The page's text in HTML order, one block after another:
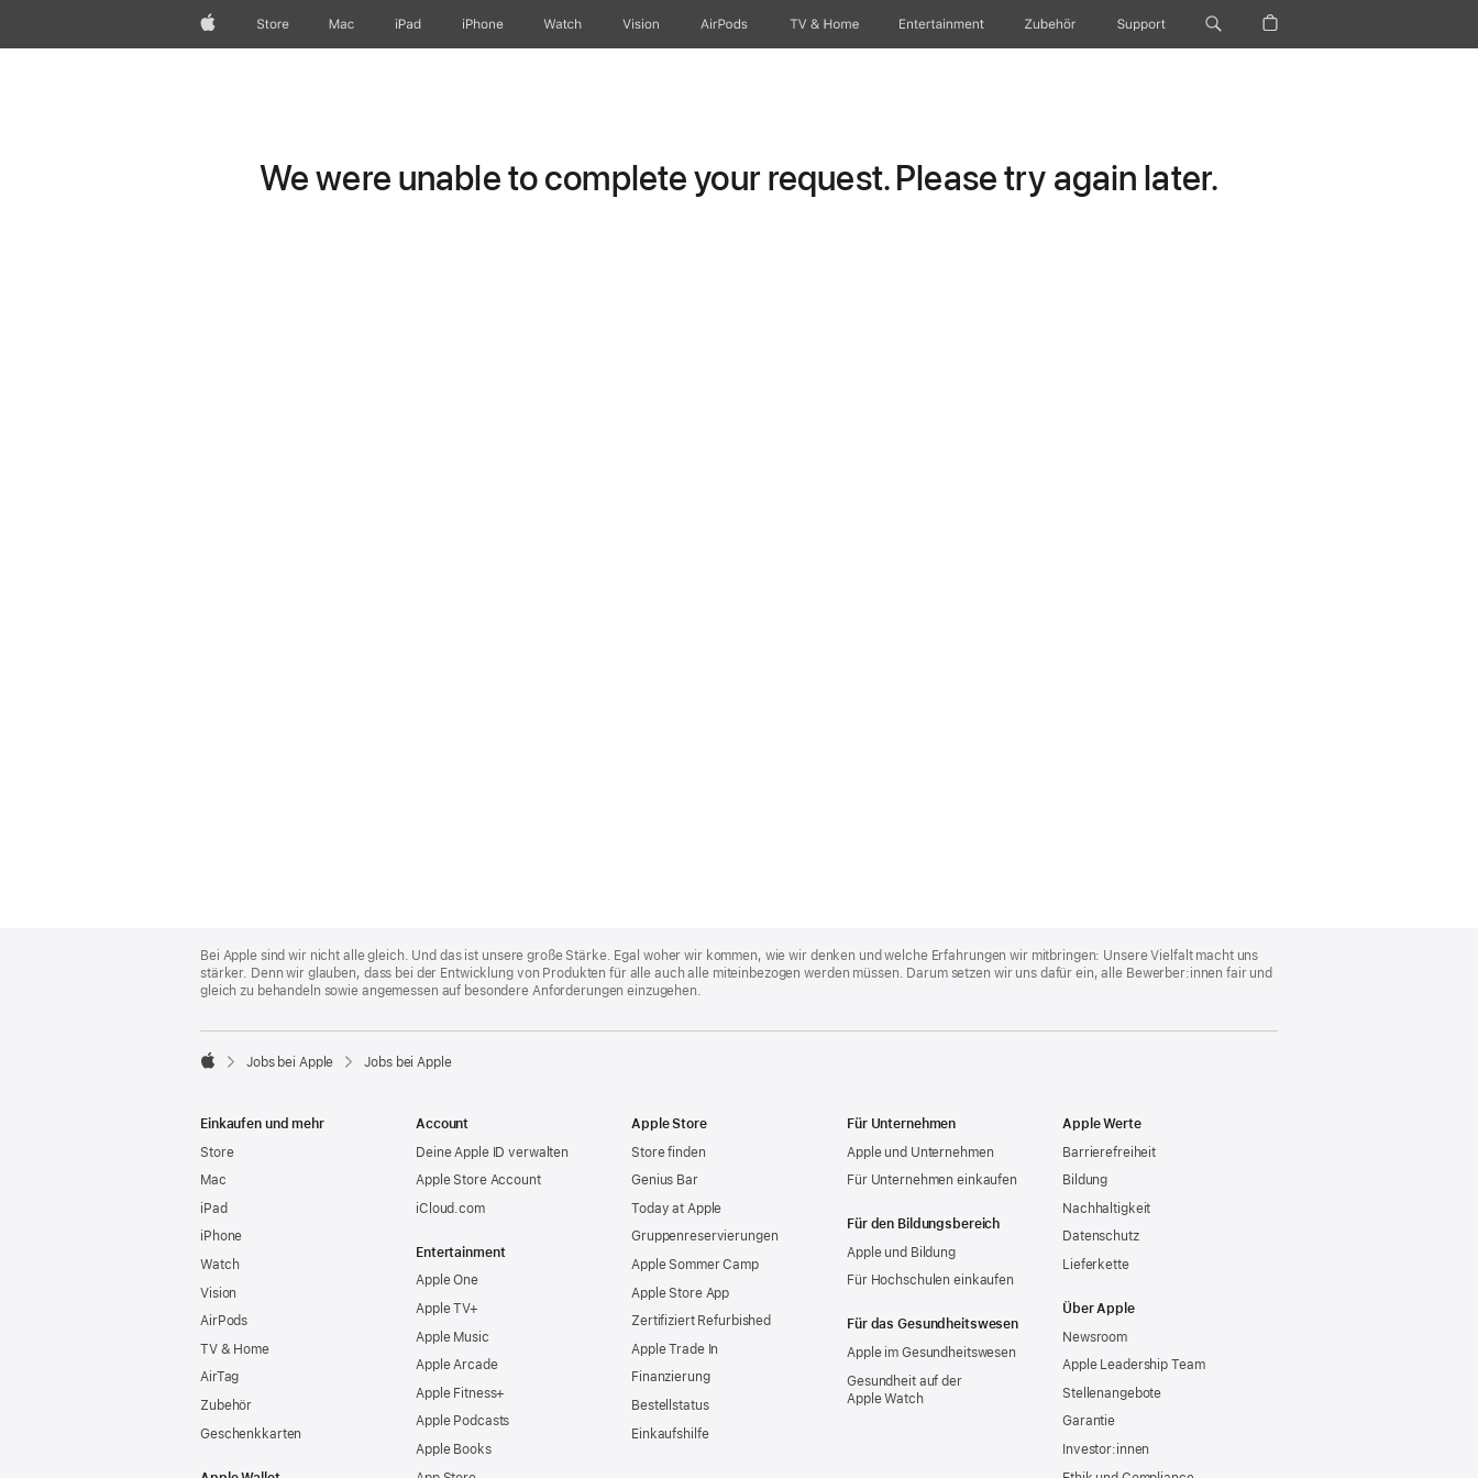
AppleStore Mac iPad iPhone Watch Vision AirPods TV & Home Entertainment Zubehör Support
We were unable to complete your request. Please try again later.
Footer
Bei Apple sind wir nicht alle gleich. Und das ist unsere große Stärke. Egal woher wir kommen, wie wir denken und welche Erfahrungen wir mitbringen: Unsere Vielfalt macht uns
stärker. Denn wir glauben, dass bei der Entwicklung von Produkten für alle auch alle miteinbezogen werden müssen. Darum setzen wir uns dafür ein, alle Bewerber:innen fair und
gleich zu behandeln sowie angemessen auf besondere Anforderungen einzugehen.

Jobs bei Apple Jobs bei Apple
Einkaufen und mehr
Store
Mac
iPad
iPhone
Watch
Vision
AirPods
TV & Home
AirTag
Zubehör
Geschenkkarten
Account
Deine Apple ID verwalten
Apple Store Account
iCloud.com
Entertainment
Apple One
Apple TV+
Apple Music
Apple Arcade
Apple Fitness+
Apple Podcasts
Apple Books
Apple Store
Store finden
Genius Bar
Today at Apple
Gruppen­reservierungen
Apple Sommer Camp
Apple Store App
Zertifiziert Refurbished
Apple Trade In
Finanzierung
Bestellstatus
Einkaufshilfe
Für Unternehmen
Apple und Unternehmen
Für Unternehmen einkaufen
Für den Bildungsbereich
Apple und Bildung
Für Hochschulen einkaufen
Für das Gesundheitswesen
Apple im Gesundheitswesen
Gesundheit auf der
Apple Watch
Apple Werte
Barrierefreiheit
Bildung
Nachhaltigkeit
Datenschutz
Lieferkette
Über Apple
Newsroom
Apple Leadership Team
Stellenangebote
Garantie
Investor:innen